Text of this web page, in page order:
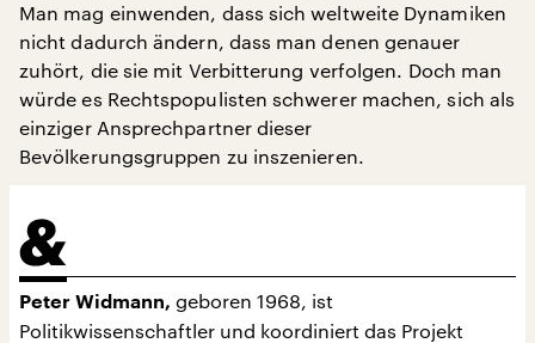
Man mag einwenden, dass sich weltweite Dynamiken
nicht dadurch ändern, dass man denen genauer
zuhört, die sie mit Verbitterung verfolgen. Doch man
würde es Rechtspopulisten schwerer machen, sich als
einziger Ansprechpartner dieser
Bevölkerungsgruppen zu inszenieren.
Peter Widmann, geboren 1968, ist
Politikwissenschaftler und koordiniert das Projekt